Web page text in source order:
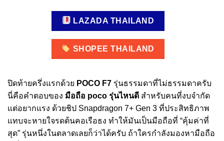
LAZADA THAILAND
SHOPEE THAILAND
ปิดท้ายครึ่งแรกด้วย POCO F7 รุ่นธรรมดาที่ไม่ธรรมดาครับ
นี่คือคำตอบของ มือถือ poco รุ่นไหนดี สำหรับคนที่งบจำกัด
แต่อยากแรง ด้วยชิป Snapdragon 7+ Gen 3 ที่ประสิทธิภาพ
แทบจะหายใจรดต้นคอเรือธง ทำให้มันเป็นมือถือที่ “คุ้มค่าที่
สุด” รุ่นหนึ่งในตลาดเลยก็ว่าได้ครับ ถ้าใครกำลังมองหามือถือ